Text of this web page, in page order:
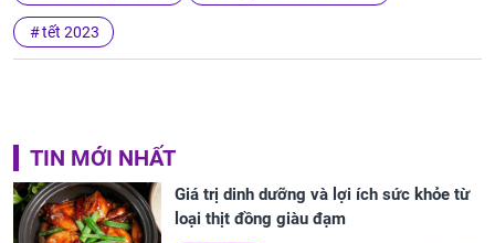
tết 2023
TIN MỚI NHẤT
Giá trị dinh dưỡng và lợi ích sức khỏe từ
loại thịt đồng giàu đạm